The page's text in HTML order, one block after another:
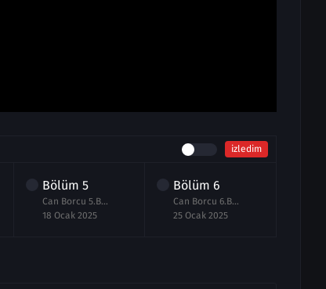
izledim
Bölüm 5
Can Borcu 5.Bölüm izle Full
18 Ocak 2025
Bölüm 6
Can Borcu 6.Bölüm izle
25 Ocak 2025